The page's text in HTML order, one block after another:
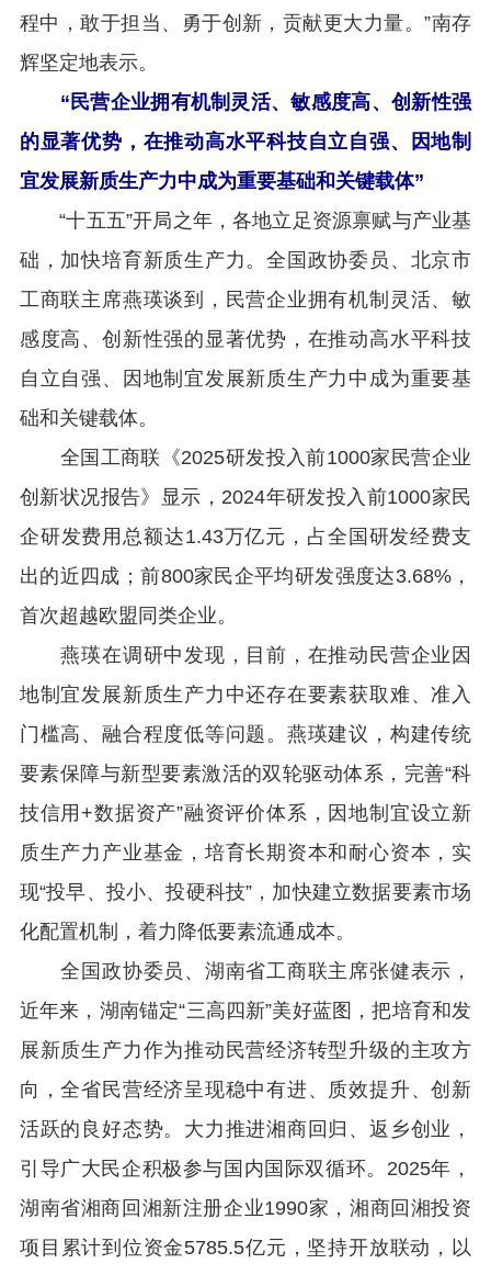
程中，敢于担当、勇于创新，贡献更大力量。”南存
辉坚定地表示。
“民营企业拥有机制灵活、敏感度高、创新性强
的显著优势，在推动高水平科技自立自强、因地制
宜发展新质生产力中成为重要基础和关键载体”
“十五五”开局之年，各地立足资源禀赋与产业基
础，加快培育新质生产力。全国政协委员、北京市
工商联主席燕瑛谈到，民营企业拥有机制灵活、敏
感度高、创新性强的显著优势，在推动高水平科技
自立自强、因地制宜发展新质生产力中成为重要基
础和关键载体。
全国工商联《2025研发投入前1000家民营企业
创新状况报告》显示，2024年研发投入前1000家民
企研发费用总额达1.43万亿元，占全国研发经费支
出的近四成；前800家民企平均研发强度达3.68%，
首次超越欧盟同类企业。
燕瑛在调研中发现，目前，在推动民营企业因
地制宜发展新质生产力中还存在要素获取难、准入
门槛高、融合程度低等问题。燕瑛建议，构建传统
要素保障与新型要素激活的双轮驱动体系，完善“科
技信用+数据资产”融资评价体系，因地制宜设立新
质生产力产业基金，培育长期资本和耐心资本，实
现“投早、投小、投硬科技”，加快建立数据要素市场
化配置机制，着力降低要素流通成本。
全国政协委员、湖南省工商联主席张健表示，
近年来，湖南锚定“三高四新”美好蓝图，把培育和发
展新质生产力作为推动民营经济转型升级的主攻方
向，全省民营经济呈现稳中有进、质效提升、创新
活跃的良好态势。大力推进湘商回归、返乡创业，
引导广大民企积极参与国内国际双循环。2025年，
湖南省湘商回湘新注册企业1990家，湘商回湘投资
项目累计到位资金5785.5亿元，坚持开放联动，以